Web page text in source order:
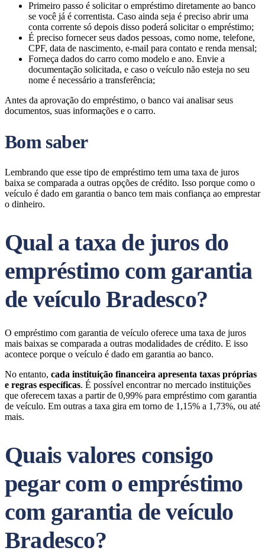
Primeiro passo é solicitar o empréstimo diretamente ao banco
se você já é correntista. Caso ainda seja é preciso abrir uma
conta corrente só depois disso poderá solicitar o empréstimo;
É preciso fornecer seus dados pessoas, como nome, telefone,
CPF, data de nascimento, e-mail para contato e renda mensal;
Forneça dados do carro como modelo e ano. Envie a
documentação solicitada, e caso o veículo não esteja no seu
nome é necessário a transferência;
Antes da aprovação do empréstimo, o banco vai analisar seus
documentos, suas informações e o carro.
Bom saber
Lembrando que esse tipo de empréstimo tem uma taxa de juros
baixa se comparada a outras opções de crédito. Isso porque como o
veículo é dado em garantia o banco tem mais confiança ao emprestar
o dinheiro.
Qual a taxa de juros do
empréstimo com garantia
de veículo Bradesco?
O empréstimo com garantia de veículo oferece uma taxa de juros
mais baixas se comparada a outras modalidades de crédito. E isso
acontece porque o veículo é dado em garantia ao banco.
No entanto, cada instituição financeira apresenta taxas próprias
e regras específicas. É possível encontrar no mercado instituições
que oferecem taxas a partir de 0,99% para empréstimo com garantia
de veículo. Em outras a taxa gira em torno de 1,15% a 1,73%, ou até
mais.
Quais valores consigo
pegar com o empréstimo
com garantia de veículo
Bradesco?